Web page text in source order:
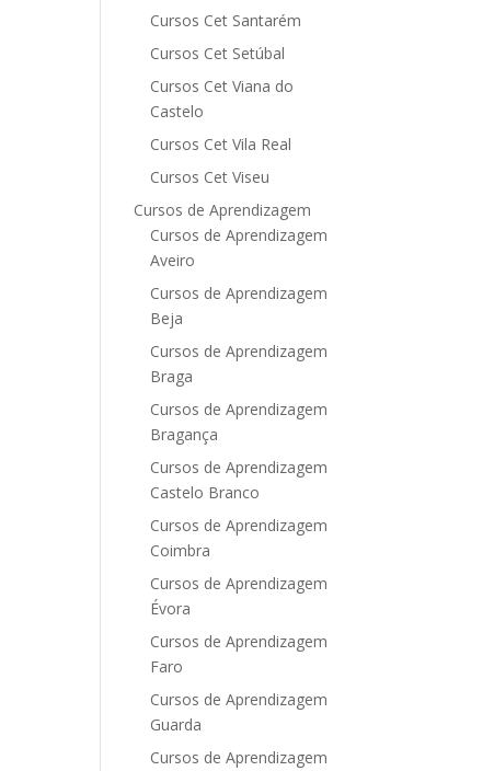
Cursos Cet Santarém
Cursos Cet Setúbal
Cursos Cet Viana do
Castelo
Cursos Cet Vila Real
Cursos Cet Viseu
Cursos de Aprendizagem
Cursos de Aprendizagem
Aveiro
Cursos de Aprendizagem
Beja
Cursos de Aprendizagem
Braga
Cursos de Aprendizagem
Bragança
Cursos de Aprendizagem
Castelo Branco
Cursos de Aprendizagem
Coimbra
Cursos de Aprendizagem
Évora
Cursos de Aprendizagem
Faro
Cursos de Aprendizagem
Guarda
Cursos de Aprendizagem